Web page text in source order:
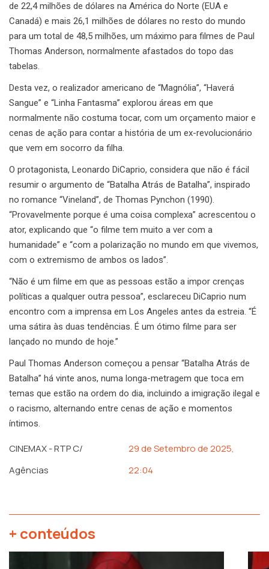
de 22,4 milhões de dólares na América do Norte (EUA e
Canadá) e mais 26,1 milhões de dólares no resto do mundo
para um total de 48,5 milhões, um máximo para filmes de Paul
Thomas Anderson, normalmente afastados do topo das
tabelas.
Desta vez, o realizador americano de “Magnólia”, “Haverá
Sangue” e “Linha Fantasma” explorou áreas em que
normalmente não costuma tocar, com um orçamento maior e
cenas de ação para contar a história de um ex-revolucionário
que vem em socorro da filha.
O protagonista, Leonardo DiCaprio, considera que não é fácil
resumir o argumento de “Batalha Atrás de Batalha”, inspirado
no romance “Vineland”, de Thomas Pynchon (1990).
“Provavelmente porque é uma coisa complexa” acrescentou o
ator, explicando que “o filme tem muito a ver com a
humanidade” e “com a polarização no mundo em que vivemos,
com o extremismo de ambos os lados”.
“Não é um filme em que as pessoas estão a impor crenças
políticas a qualquer outra pessoa”, esclareceu DiCaprio num
encontro com a imprensa em Los Angeles antes da estreia. “É
uma sátira às duas tendências. É um ótimo filme para ser
lançado no mundo de hoje.”
Paul Thomas Anderson começou a pensar “Batalha Atrás de
Batalha” há vinte anos, numa longa-metragem que toca em
temas que estão na ordem do dia, incluindo a imigração ilegal e
o racismo, alternando entre cenas de ação e momentos
íntimos.
CINEMAX - RTP C/
Agências
29 de Setembro de 2025,
22:04
+ conteúdos